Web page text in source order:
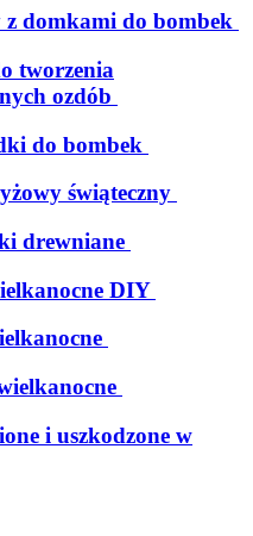
domkami do bombek
tworzenia
ozdób
do bombek
świąteczny
drewniane
DIY
i uszkodzone w